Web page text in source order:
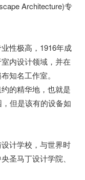
Architecture)专
性极高，1916年成
内设计领域，并在
知名工作室。
的精华地，也就是
但是该有的设备如
计学校，与世界时
圣马丁设计学院、